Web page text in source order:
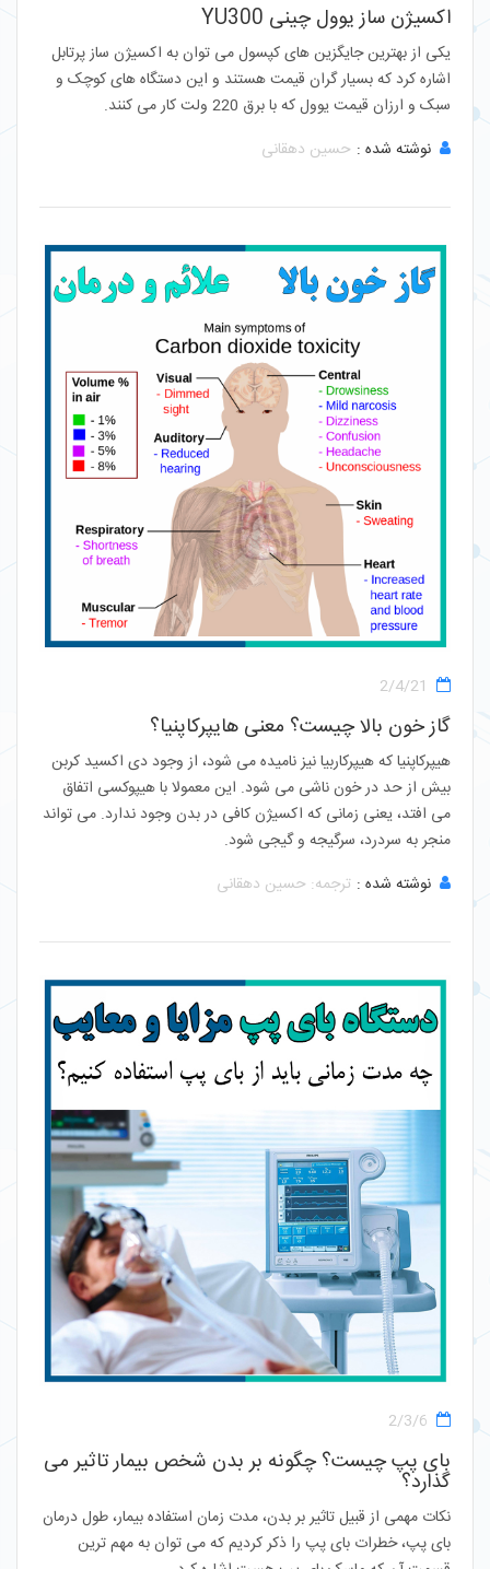
اکسیژن ساز یوول چینی YU300
یکی از بهترین جایگزین های کپسول می توان به اکسیژن ساز پرتابل
اشاره کرد که بسیار گران قیمت هستند و این دستگاه های کوچک و
سبک و ارزان قیمت یوول که با برق 220 ولت کار می کنند.
نوشته شده : حسین دهقانی
2/4/21
گاز خون بالا چیست؟ معنی هایپرکاپنیا؟
هیپرکاپنیا که هیپرکاربیا نیز نامیده می شود، از وجود دی اکسید کربن
بیش از حد در خون ناشی می شود. این معمولا با هیپوکسی اتفاق
می افتد، یعنی زمانی که اکسیژن کافی در بدن وجود ندارد. می تواند
منجر به سردرد، سرگیجه و گیجی شود.
نوشته شده : ترجمه: حسین دهقانی
2/3/6
بای پپ چیست؟ چگونه بر بدن شخص بیمار تاثیر می
گذارد؟
نکات مهمی از قبیل تاثیر بر بدن، مدت زمان استفاده بیمار، طول درمان
بای پپ، خطرات بای پپ را ذکر کردیم که می توان به مهم ترین